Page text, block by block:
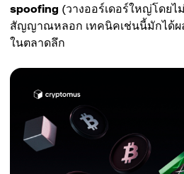
spoofing (วางออร์เดอร์ใหญ่โดยไ
สัญญาณหลอก เทคนิคเช่นนี้มักได้ผ
ในตลาดลึก